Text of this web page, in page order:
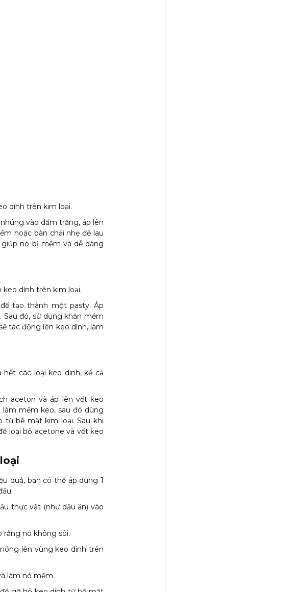
dính trên kim loại.
vào dấm trắng, áp lên
hoặc bàn chải nhẹ để lau
nó bị mềm và dễ dàng
dính trên kim loại.
tạo thành một pasty. Áp
đó, sử dụng khăn mềm
tác động lên keo dính, làm
các loại keo dính, kể cả
aceton và áp lên vết keo
mềm keo, sau đó dùng
từ bề mặt kim loại. Sau khi
loại bỏ acetone và vết keo
quả, bạn có thể áp dụng 1
thực vật (như dầu ăn) vào
nó không sôi.
lên vùng keo dính trên
làm nó mềm.